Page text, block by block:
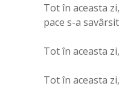
Tot în aceasta
pace s-a
Tot în aceasta
Tot în aceasta